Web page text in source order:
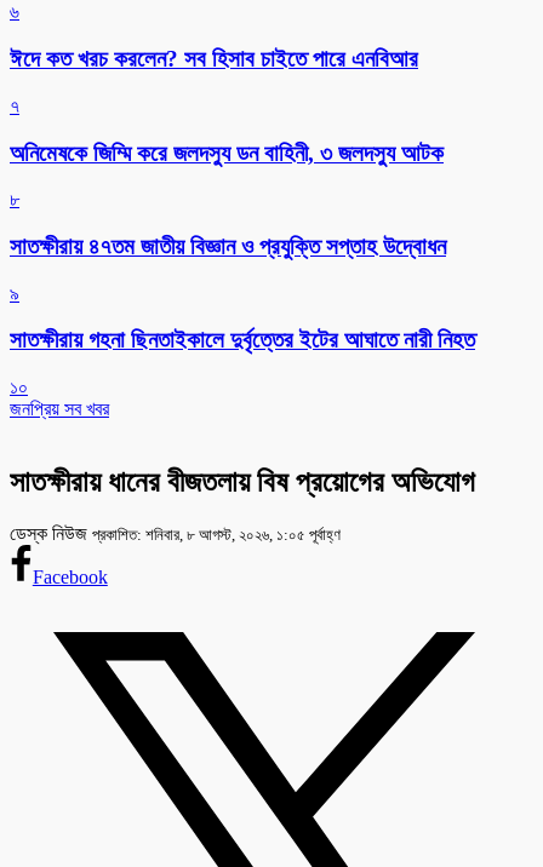
৬
ঈদে কত খরচ করলেন? সব হিসাব চাইতে পারে এনবিআর
৭
অনিমেষকে জিম্মি করে জলদস্যু ডন বাহিনী, ৩ জলদস্যু আটক
৮
সাতক্ষীরায় ৪৭তম জাতীয় বিজ্ঞান ও প্রযুক্তি সপ্তাহ উদ্বোধন
৯
সাতক্ষীরায় গহনা ছিনতাইকালে দুর্বৃত্তের ইটের আঘাতে নারী নিহত
১০
জনপ্রিয় সব খবর
সাতক্ষীরায় ধানের বীজতলায় বিষ প্রয়োগের অভিযোগ
ডেস্ক নিউজ প্রকাশিত: শনিবার, ৮ আগস্ট, ২০২৬, ১:০৫ পূর্বাহ্ণ
Facebook